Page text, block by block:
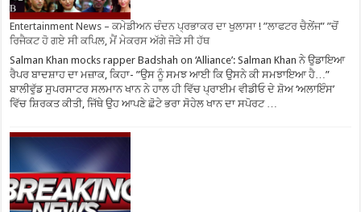
Entertainment News – ਕਮੇਡੀਅਨ ਚੰਦਨ ਪ੍ਰਭਾਕਰ ਦਾ ਖੁਲਾਸਾ ! ”ਲਾਫਟਰ ਚੈਲੇਂਜ” ”ਚੋਂ
ਰਿਜੈਕਟ ਹੋ ਗਏ ਸੀ ਕਪਿਲ, ਮੈਂ ਮੇਕਰਸ ਅੱਗੇ ਜੋੜੇ ਸੀ ਹੱਥ
Salman Khan mocks rapper Badshah on ‘Alliance’: Salman Khan ਨੇ ਉਡਾਇਆ
ਰੈਪਰ ਬਾਦਸ਼ਾਹ ਦਾ ਮਜ਼ਾਕ, ਕਿਹਾ- ”ਉਸ ਨੂੰ ਸਮਝ ਆਈ ਕਿ ਉਸਨੇ ਕੀ ਸਮਝਾਇਆ ਹੈ…”
ਬਾਲੀਵੁੱਡ ਸੁਪਰਸਾਟਰ ਸਲਮਾਨ ਖਾਨ ਨੇ ਹਾਲ ਹੀ ਵਿੱਚ ਪ੍ਰਾਈਮ ਵੀਡੀਓ ਦੇ ਸ਼ੋਅ ‘ਅਲਾਇੰਸ’
ਵਿੱਚ ਸ਼ਿਰਕਤ ਕੀਤੀ, ਜਿੱਥੇ ਉਹ ਆਪਣੇ ਛੋਟੇ ਭਰਾ ਸੋਹੇਲ ਖਾਨ ਦਾ ਸਪੋਰਟ …